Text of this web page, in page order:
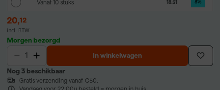
Vanaf 10 stuks 18.51 8%
20,12
incl. BTW
Morgen bezorgd
In winkelwagen
Nog 3 beschikbaar
Gratis verzending vanaf €50,-